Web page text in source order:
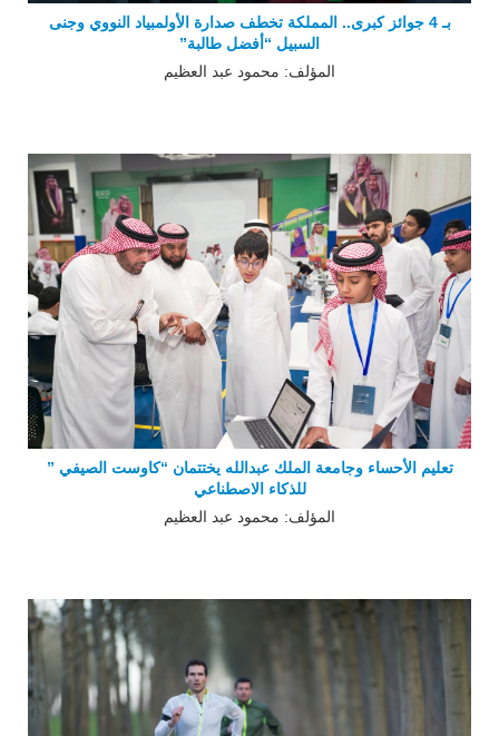
بـ 4 جوائز كبرى.. المملكة تخطف صدارة الأولمبياد النووي وجنى
السبيل “أفضل طالبة”
المؤلف: محمود عبد العظيم
تعليم الأحساء وجامعة الملك عبدالله يختتمان “كاوست الصيفي ”
للذكاء الاصطناعي
المؤلف: محمود عبد العظيم